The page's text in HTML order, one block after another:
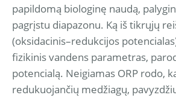
papildomą biologinę naudą,
pagrįstu diapazonu. Ką iš tikrųjų
(oksidacinis–redukcijos
fizikinis vandens parametras,
potencialą. Neigiamas ORP rodo,
redukuojančių medžiagų,